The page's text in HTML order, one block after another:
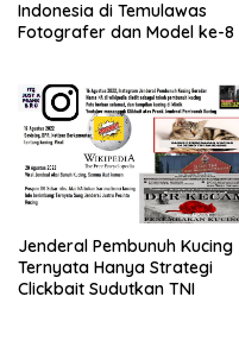
Indonesia di Temulawas
Fotografer dan Model ke-8
Jenderal Pembunuh Kucing
Ternyata Hanya Strategi
Clickbait Sudutkan TNI